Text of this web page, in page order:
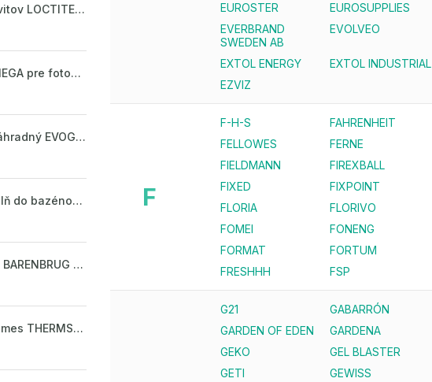
Tesnenie závitov LOCTITE 55 - 160 m, návin
Poistka DC MEGA pre fotovoltaické systémy 125A/80V
Kompostér záhradný EVOGREEN 630l čierny
Filtračná náplň do bazénových filtrácií LAGUNA Aqua Filter 25kg
Trávne osivo BARENBRUG WATER SAVER 5 kg
Nemrznúca zmes THERMSOL EKO
EUROSTER
EUROSUPPLIES
EVERBRAND
SWEDEN AB
EVOLVEO
EXTOL ENERGY EXTOL INDUSTRIAL
EZVIZ
F
F-H-S FAHRENHEIT
FELLOWES
FERNE
FIELDMANN
FIREXBALL
FIXED
FIXPOINT
FLORIA
FLORIVO
FOMEI
FONENG
FORMAT
FORTUM
FRESHHH
FSP
G21 GABARRÓN
GARDEN OF EDEN
GARDENA
GEKO
GEL BLASTER
GETI
GEWISS